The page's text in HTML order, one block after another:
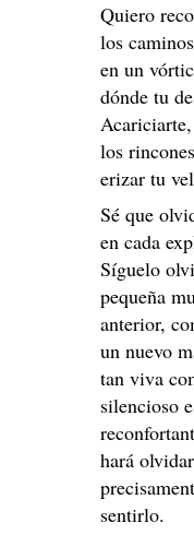
Quiero
los
en un
dónde tu
los
erizar tu
Sé que
en cada
Síguelo
pequeña
anterior,
un nuevo
tan viva
silencioso
hará
sentirlo.